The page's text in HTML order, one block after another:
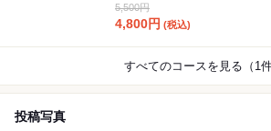
5,500円
4,800円 (税込)
すべてのコースを見る（1件
投稿写真